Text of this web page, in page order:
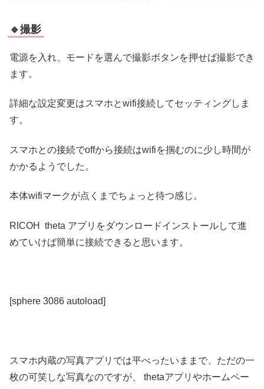
🔹撮影
電源を入れ、モードを選んで撮影ボタンを押せば撮影でき
ます。
詳細な設定変更はスマホとwifi接続してセッティングしま
す。
スマホとの接続でoffから接続はwifiを掴むのに少し時間が
かかるようでした。
本体wifiマークが点くまでちょっと待つ感じ。
RICOH
theta アプリをダウンロードインストールして進
めていけば簡単に接続できると思います。
[sphere 3086 autoload]
スマホ内蔵の写真アプリでは平べったいままで、ただの一
枚の可笑しな写真なのですが、 thetaアプリやホームペー